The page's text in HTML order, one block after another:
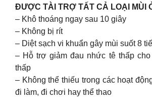
ĐƯỢC TÀI TRỢ TẤT CẢ LOẠI MÙI
– Khô thoáng ngay sau 10 giây
– Không bị rít
– Diệt sạch vi khuẩn gây mùi suốt 8
– Hỗ trợ giảm đau nhức tê thấp
thấp
– Không thể thiếu trong các hoạt
đi làm, đi chơi hay thể thao